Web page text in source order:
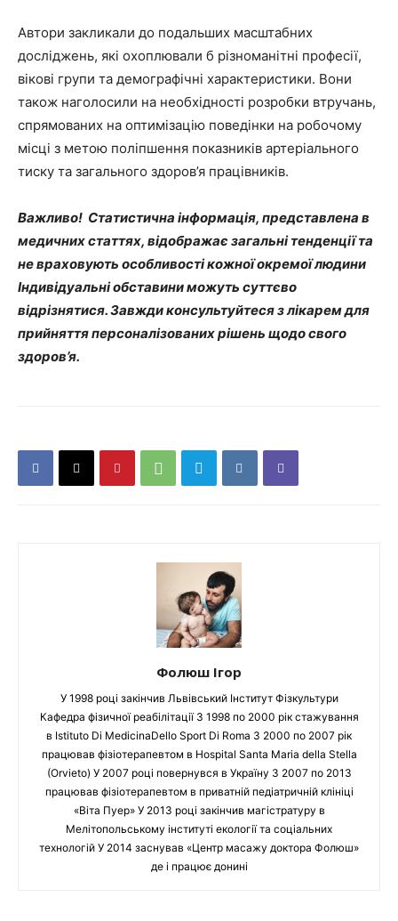
Автори закликали до подальших масштабних
досліджень, які охоплювали б різноманітні професії,
вікові групи та демографічні характеристики. Вони
також наголосили на необхідності розробки втручань,
спрямованих на оптимізацію поведінки на робочому
місці з метою поліпшення показників артеріального
тиску та загального здоров’я працівників.
Важливо! Статистична інформація, представлена в
медичних статтях, відображає загальні тенденції та
не враховують особливості кожної окремої людини
Індивідуальні обставини можуть суттєво
відрізнятися. Завжди консультуйтеся з лікарем для
прийняття персоналізованих рішень щодо свого
здоров’я.
Фолюш Ігор
У 1998 році закінчив Львівський Інститут Фізкультури
Кафедра фізичної реабілітації З 1998 по 2000 рік стажування
в Istituto Di MedicinaDello Sport Di Roma З 2000 по 2007 рік
працював фізіотерапевтом в Hospital Santa Maria della Stella
(Orvieto) У 2007 році повернувся в Україну З 2007 по 2013
працював фізіотерапевтом в приватній педіатричній клініці
«Віта Пуер» У 2013 році закінчив магістратуру в
Мелітопольському інституті екології та соціальних
технологій У 2014 заснував «Центр масажу доктора Фолюш»
де і працює донині